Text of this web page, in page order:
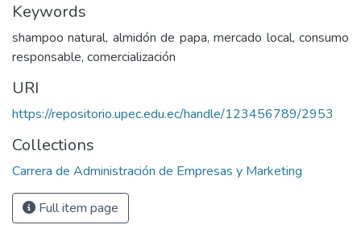
Keywords
shampoo natural, almidón de papa, mercado local, consumo
responsable, comercialización
URI
https://repositorio.upec.edu.ec/handle/123456789/2953
Collections
Carrera de Administración de Empresas y Marketing
Full item page